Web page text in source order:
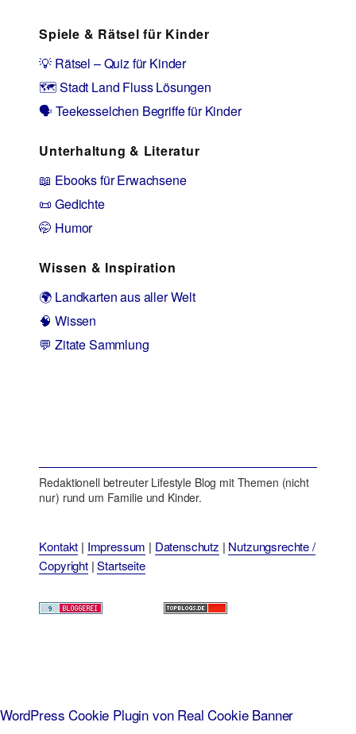
Spiele & Rätsel für Kinder
💡 Rätsel – Quiz für Kinder
🗺️ Stadt Land Fluss Lösungen
🗣️ Teekesselchen Begriffe für Kinder
Unterhaltung & Literatur
📖 Ebooks für Erwachsene
📜 Gedichte
🤭 Humor
Wissen & Inspiration
🌍 Landkarten aus aller Welt
🧠 Wissen
💬 Zitate Sammlung
Redaktionell betreuter Lifestyle Blog mit Themen (nicht
nur) rund um Familie und Kinder.
Kontakt | Impressum | Datenschutz | Nutzungsrechte /
Copyright|Startseite
WordPress Cookie Plugin von Real Cookie Banner